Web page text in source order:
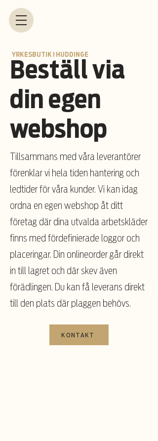
Beställ via
din egen
webshop
YRKESBUTIK I HUDDINGE
Tillsammans med våra leverantörer
förenklar vi hela tiden hantering och
ledtider för våra kunder. Vi kan idag
ordna en egen webshop åt ditt
företag där dina utvalda arbetskläder
finns med fördefinierade loggor och
placeringar. Din onlineorder går direkt
in till lagret och där skev även
förädlingen. Du kan få leverans direkt
till den plats där plaggen behövs.
KONTAKT